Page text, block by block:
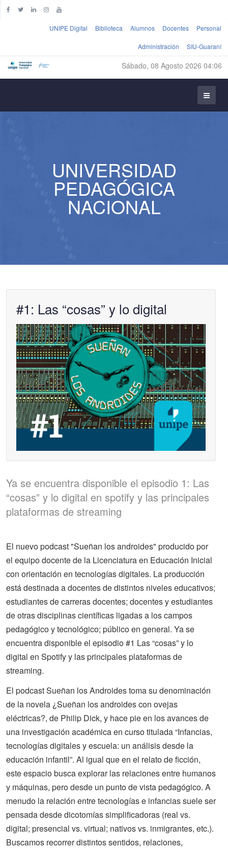
UNIPE Digital Biblioteca Alumnos Docentes Personal
Administración SIU-Guaraní
Sábado, 08 Agosto 2026 04:06
UNIVERSIDAD
PEDAGÓGICA
NACIONAL
#1: Las “cosas” y lo digital
Ya se encuentra disponible el episodio 1: Las
“cosas” y lo digital en spotify y las principales
plataformas de streaming
El nuevo podcast "Sueñan los androides" producido por
el equipo docente de la Licenciatura en Educación Inicial
con orientación en tecnologías digitales. La producción
está destinada a docentes de distintos niveles educativos;
estudiantes de carreras docentes; docentes y estudiantes
de otras disciplinas científicas ligadas a los campos
pedagógico y tecnológico; público en general. Ya se
encuentra disponible el episodio #1 Las “cosas” y lo
digital en Spotify y las principales plataformas de
streaming.
El podcast Sueñan los Androides toma su denominación
de la novela ¿Sueñan los androides con ovejas
eléctricas?, de Philip Dick, y hace pie en los avances de
una investigación académica en curso titulada “Infancias,
tecnologías digitales y escuela: un análisis desde la
educación infantil”. Al igual que en el relato de ficción,
este espacio busca explorar las relaciones entre humanos
y máquinas, pero desde un punto de vista pedagógico. A
menudo la relación entre tecnologías e infancias suele ser
pensada desde dicotomías simplificadoras (real vs.
digital; presencial vs. virtual; nativos vs. inmigrantes, etc.).
Buscamos recorrer distintos sentidos, relaciones,